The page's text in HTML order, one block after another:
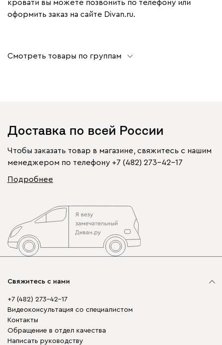
кровати вы можете позвонить по телефону или
оформить заказ на сайте Divan.ru.
Смотреть товары по группам
Доставка по всей России
Чтобы заказать товар в магазине, свяжитесь с нашим
менеджером по телефону +7 (482) 273-42-17
Подробнее
Свяжитесь с нами
+7 (482) 273-42-17
Видеоконсультация со специалистом
Контакты
Обращение в отдел качества
Написать руководству